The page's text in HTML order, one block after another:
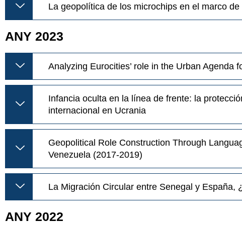
La geopolítica de los microchips en el marco
ANY 2023
Analyzing Eurocities’ role in the Urban
Infancia oculta en la línea de frente: la
internacional en Ucrania
Geopolitical Role Construction Through
Venezuela (2017-2019)
La Migración Circular entre Senegal y España,
ANY 2022